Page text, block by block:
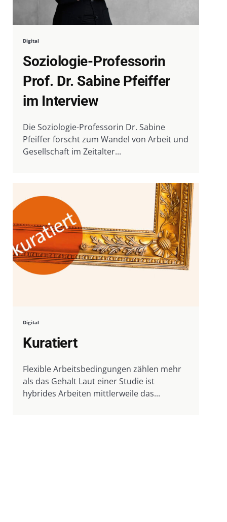
Digital
Soziologie-Professorin
Prof. Dr. Sabine Pfeiffer
im Interview
Die Soziologie-Professorin Dr. Sabine
Pfeiffer forscht zum Wandel von Arbeit und
Gesellschaft im Zeitalter...
Digital
Kuratiert
Flexible Arbeitsbedingungen zählen mehr
als das Gehalt Laut einer Studie ist
hybrides Arbeiten mittlerweile das...